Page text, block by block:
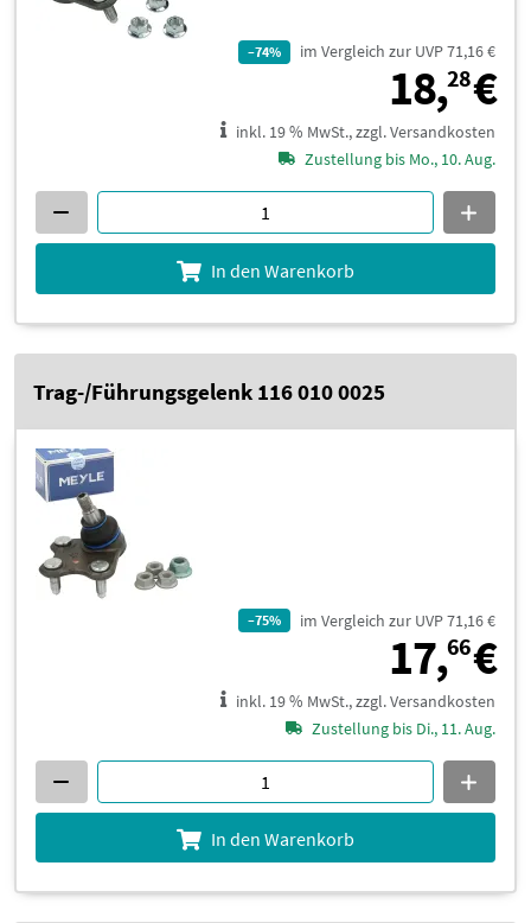
–74% im Vergleich zur UVP 71,16 €
18,28€
inkl. 19 % MwSt., zzgl. Versandkosten
Zustellung bis Mo., 10. Aug.
In den Warenkorb
Trag-/Führungsgelenk 116 010 0025
–75% im Vergleich zur UVP 71,16 €
17,66€
inkl. 19 % MwSt., zzgl. Versandkosten
Zustellung bis Di., 11. Aug.
In den Warenkorb